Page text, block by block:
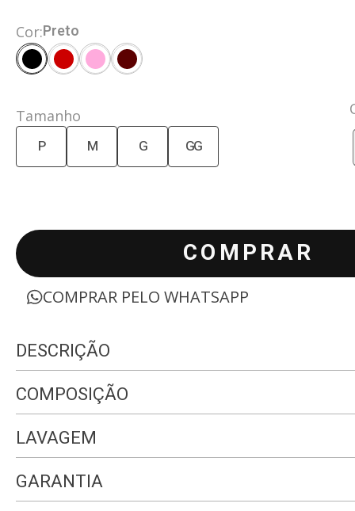
Cor:Preto
Tamanho
P M G GG
COMPRAR
COMPRAR PELO WHATSAPP
DESCRIÇÃO
COMPOSIÇÃO
LAVAGEM
GARANTIA